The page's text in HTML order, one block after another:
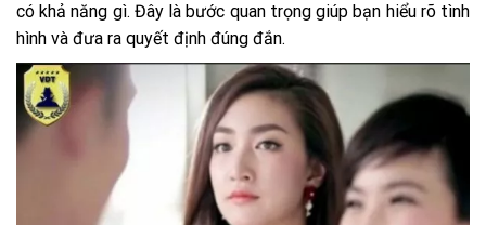
có khả năng gì. Đây là bước quan trọng giúp bạn hiểu rõ tình
hình và đưa ra quyết định đúng đắn.